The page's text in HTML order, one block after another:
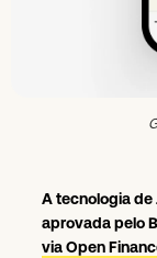
A tecnologia de
aprovada pelo
via Open